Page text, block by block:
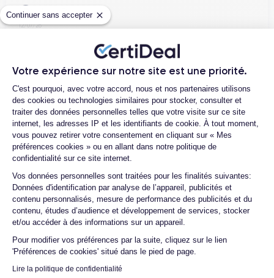
Continuer sans accepter
Votre expérience sur notre site est une priorité.
Plateforme de Gestion du
C'est pourquoi, avec votre accord, nous et nos partenaires utilisons
des cookies ou technologies similaires pour stocker, consulter et
traiter des données personnelles telles que votre visite sur ce site
internet, les adresses IP et les identifiants de cookie. À tout moment,
vous pouvez retirer votre consentement en cliquant sur « Mes
préférences cookies » ou en allant dans notre politique de
confidentialité sur ce site internet.
Vos données personnelles sont traitées pour les finalités suivantes:
Données d'identification par analyse de l’appareil, publicités et
contenu personnalisés, mesure de performance des publicités et du
contenu, études d’audience et développement de services, stocker
et/ou accéder à des informations sur un appareil.
Pour modifier vos préférences par la suite, cliquez sur le lien
'Préférences de cookies' situé dans le pied de page.
Lire la politique de confidentialité
Axeptio consent
12/07/26
Ambroise V.
10/07/26
Franchement super content ! J'ai acheté mon iPhone 14 Pro
chez eux et rien à redire, il est nickel. La batterie a été
changée ...
Marc B.
Très bien, service impeccable, satisfait de mon achat. Je
recommande !